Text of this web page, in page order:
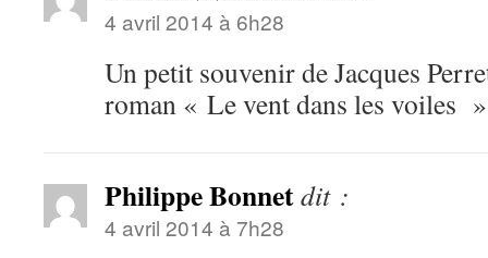
4 avril 2014 à 6h28
Un petit souvenir de Jacques
roman « Le vent dans les voiles
Philippe Bonnetdit :
4 avril 2014 à 7h28